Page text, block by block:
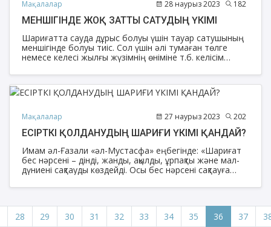
Мақалалар 28 наурыз 2023 182
МЕНШІГІНДЕ ЖОҚ ЗАТТЫ САТУДЫҢ ҮКІМІ
Шариғатта сауда дұрыс болуы үшін тауар сатушының
меншігінде болуы тиіс. Сол үшін әлі тумаған төлге
немесе келесі жылғы жүзімнің өніміне т.б. келісім
Мақалалар 27 наурыз 2023 202
ЕСІРТКІ ҚОЛДАНУДЫҢ ШАРИҒИ ҮКІМІ ҚАНДАЙ?
Имам әл-Ғазали «әл-Мустасфа» еңбегінде: «Шариғат
бес нәрсені – дінді, жанды, ақылды, ұрпақты және мал-
дүниені сақтауды көздейді. Осы бес нәрсені сақтауға
зияны тиетін әрекеттің барлығы зиян, оны тоқтату,
бесеуіне де зиянын тигізеді.
28 29 30 31 32 33 34 35 36 37